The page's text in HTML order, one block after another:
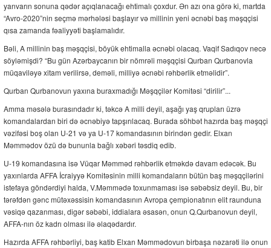
yanvarın sonuna qədər açıqlanacağı ehtimalı çoxdur. Ən azı ona görə ki, martda
“Avro-2020”nin seçmə mərhələsi başlayır və millinin yeni əcnəbi baş məşqçisi
qısa zamanda fəaliyyəti başlamalıdır.
Bəli, A millinin baş məşqçisi, böyük ehtimalla əcnəbi olacaq. Vaqif Sadıqov necə
söyləmişdi? “Bu gün Azərbaycanın bir nömrəli məşqçisi Qurban Qurbanovla
müqaviləyə xitam verilirsə, deməli, milliyə əcnəbi rəhbərlik etməlidir”.
Qurban Qurbanovun yaxına buraxmadığı Məşqçilər Komitəsi “dirilir”...
Amma məsələ burasındadır ki, təkcə A milli deyil, aşağı yaş qrupları üzrə
komandalardan biri də əcnəbiyə tapşırılacaq. Burada söhbət hazırda baş məşqçi
vəzifəsi boş olan U-21 və ya U-17 komandasının birindən gedir. Elxan
Məmmədov özü də bununla bağlı xəbəri təsdiq edib.
U-19 komandasına isə Vüqar Məmməd rəhbərlik etməkdə davam edəcək. Bu
yaxınlarda AFFA İcraiyyə Komitəsinin milli komandaların bütün baş məşqçilərini
istefaya göndərdiyi halda, V.Məmmədə toxunmaması isə səbəbsiz deyil. Bu, bir
tərəfdən gənc mütəxəssisin komandasının Avropa çempionatının elit raunduna
vəsiqə qazanması, digər səbəbi, iddialara əsasən, onun Q.Qurbanovun deyil,
AFFA-nın öz kadrı olması ilə əlaqədardır.
Hazırda AFFA rəhbərliyi, baş katib Elxan Məmmədovun birbaşa nəzarəti ilə onun